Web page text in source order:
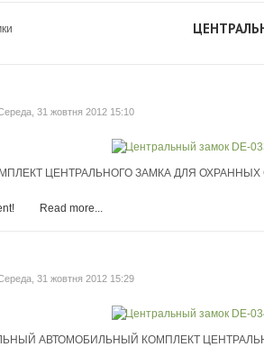
31 жовтня 2012 15:10
ЦЕНТРАЛЬНОГО ЗАМКА ДЛЯ ОХРАННЫХ
Read more...
31 жовтня 2012 15:29
АВТОМОБИЛЬНЫЙ КОМПЛЕКТ